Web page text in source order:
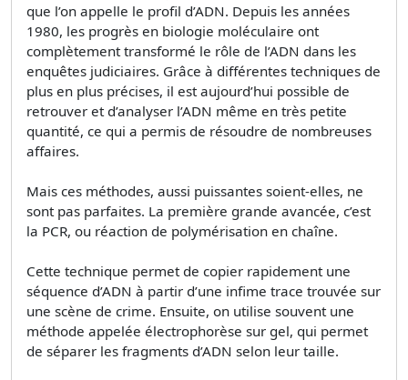
que l’on appelle le profil d’ADN. Depuis les années
1980, les progrès en biologie moléculaire ont
complètement transformé le rôle de l’ADN dans les
enquêtes judiciaires. Grâce à différentes techniques de
plus en plus précises, il est aujourd’hui possible de
retrouver et d’analyser l’ADN même en très petite
quantité, ce qui a permis de résoudre de nombreuses
affaires.
Mais ces méthodes, aussi puissantes soient-elles, ne
sont pas parfaites. La première grande avancée, c’est
la PCR, ou réaction de polymérisation en chaîne.
Cette technique permet de copier rapidement une
séquence d’ADN à partir d’une infime trace trouvée sur
une scène de crime. Ensuite, on utilise souvent une
méthode appelée électrophorèse sur gel, qui permet
de séparer les fragments d’ADN selon leur taille.